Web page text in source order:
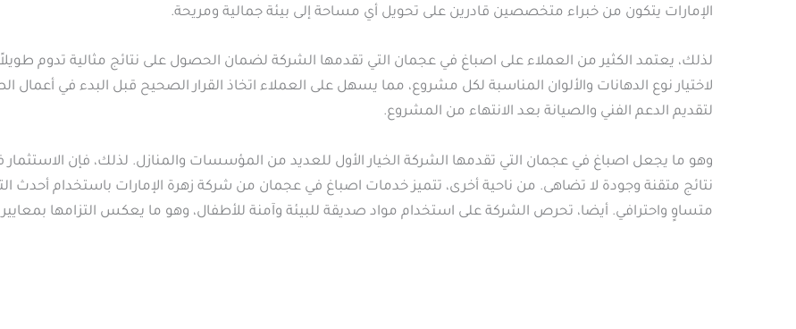
الإمارات يتكون من خبراء متخصصين قادرين على تحويل أي مساحة إلى بيئة جمالية ومريحة.
لذلك، يعتمد الكثير من العملاء على اصباغ في عجمان التي تقدمها الشركة لضمان الحصول على نتائج مثالية تدوم
لاختيار نوع الدهانات والألوان المناسبة لكل مشروع، مما يسهل على العملاء اتخاذ القرار الصحيح قبل البدء في
لتقديم الدعم الفني والصيانة بعد الانتهاء من المشروع.
وهو ما يجعل اصباغ في عجمان التي تقدمها الشركة الخيار الأول للعديد من المؤسسات والمنازل. لذلك، فإن
نتائج متقنة وجودة لا تضاهى. من ناحية أخرى، تتميز خدمات اصباغ في عجمان من شركة زهرة الإمارات باستخدام
متساوٍ واحترافي. أيضا، تحرص الشركة على استخدام مواد صديقة للبيئة وآمنة للأطفال، وهو ما يعكس التزامها